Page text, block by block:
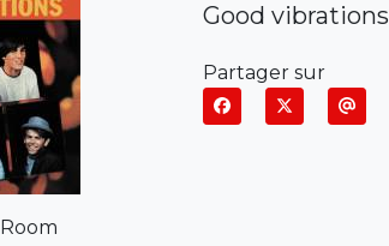
Good vibrations
Partager sur